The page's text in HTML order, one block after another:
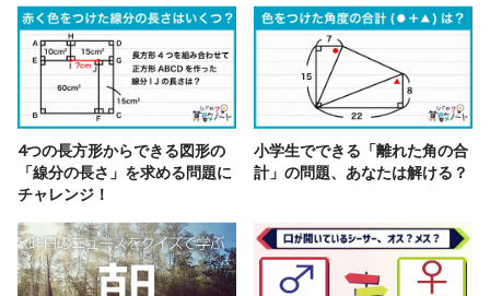
4つの長方形からできる図形の
「線分の長さ」を求める問題に
チャレンジ！
小学生でできる「離れた角の合
計」の問題、あなたは解ける？